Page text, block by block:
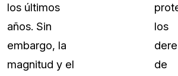
Póngase en contacto con nuestro
los últimos
años. Sin
embargo, la
magnitud y el
los
de